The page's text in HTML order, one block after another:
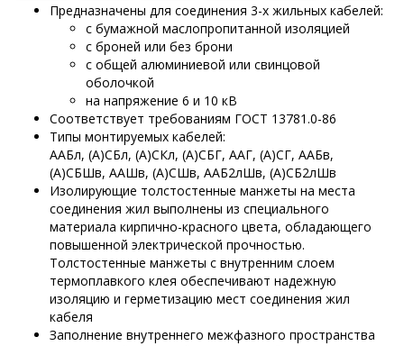
Предназначены для соединения 3-х жильных кабелей:
с бумажной маслопропитанной изоляцией
с броней или без брони
с общей алюминиевой или свинцовой
оболочкой
на напряжение 6 и 10 кВ
Соответствует требованиям ГОСТ 13781.0-86
Типы монтируемых кабелей:
ААБл, (А)СБл, (А)СКл, (А)СБГ, ААГ, (А)СГ, ААБв,
(А)СБШв, ААШв, (А)СШв, ААБ2лШв, (А)СБ2лШв
Изолирующие толстостенные манжеты на места
соединения жил выполнены из специального
материала кирпично-красного цвета, обладающего
повышенной электрической прочностью.
Толстостенные манжеты с внутренним слоем
термоплавкого клея обеспечивают надежную
изоляцию и герметизацию мест соединения жил
кабеля
Заполнение внутреннего межфазного пространства